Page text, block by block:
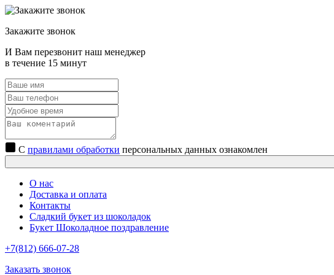
Закажите звонок
И Вам перезвонит наш менеджер
в течение 15 минут
С правилами обработки персональных данных ознакомлен
О нас
Доставка и оплата
Контакты
Сладкий букет из шоколадок
Букет Шоколадное поздравление
+7(812) 666-07-28
Заказать звонок